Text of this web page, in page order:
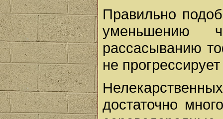
Правильно
уменьшению
рассасыванию
не
достаточно